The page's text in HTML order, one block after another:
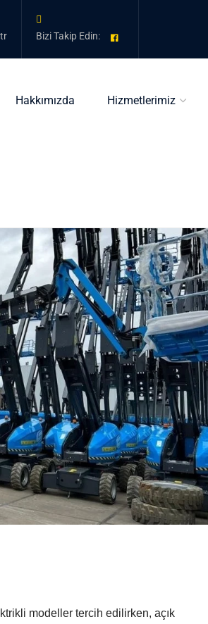
Bizi Takip Edin:
Hakkımızda Hizmetlerimiz
modeller tercih edilirken, açık